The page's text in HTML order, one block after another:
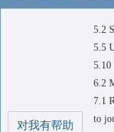
对我有帮助
5.2
5.5
5.10
6.2
7.1
to